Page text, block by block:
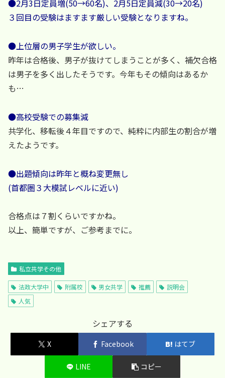
●2月3日定員増(50→60名)、2月5日定員減(30→20名)
３回目の受験はますます厳しい受験となりますね。
●上位層の男子学生が欲しい。
昨年は合格後、男子が抜けてしまうことが多く、補欠合格
は男子を多く出したそうです。今年もその傾向はあるか
も…
●高校受験での募集減
共学化、移転後４年目ですので、純粋に内部生の割合が増
えたようです。
●出題傾向は昨年と概ね変更無し
(首都圏３大模試レベルに近い)
合格点は７割くらいですかね。
以上、簡単ですが、ご参考までに。
私立共学その他
法政大学中 附属校 男女共学 推薦
説明会
人気
シェアする
X Facebook はてブ
LINE コピー